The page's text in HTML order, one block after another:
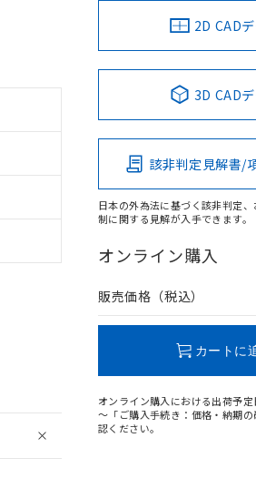
2D CAD
3D CAD
該非判定見解書/
日本の外為法に基づく該非判定、
制に関する見解が入手できます。
オンライン購入
販売価格（税込）
カートに
オンライン購入における出荷予
～「ご購入手続き：価格・納期
認ください。